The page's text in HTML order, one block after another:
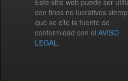
Este sitio web puede ser
con fines no lucrativos
que se cite la fuente de
conformidad con el AVISO
LEGAL.